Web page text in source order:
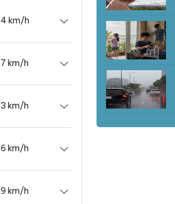
4 km/h
7 km/h
3 km/h
6 km/h
9 km/h